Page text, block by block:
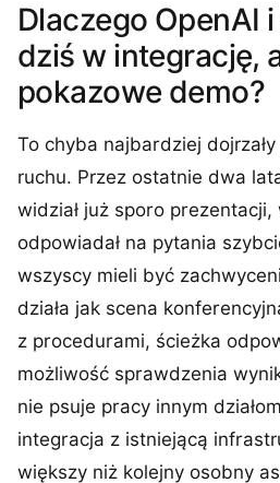
Dlaczego OpenAI
dziś w integrację,
pokazowe demo?
To chyba najbardziej dojrzały
ruchu. Przez ostatnie dwa
widział już sporo
odpowiadał na pytania
wszyscy mieli być
działa jak scena
z procedurami, ścieżka
możliwość sprawdzenia
nie psuje pracy innym
integracja z istniejącą
większy niż kolejny osobny